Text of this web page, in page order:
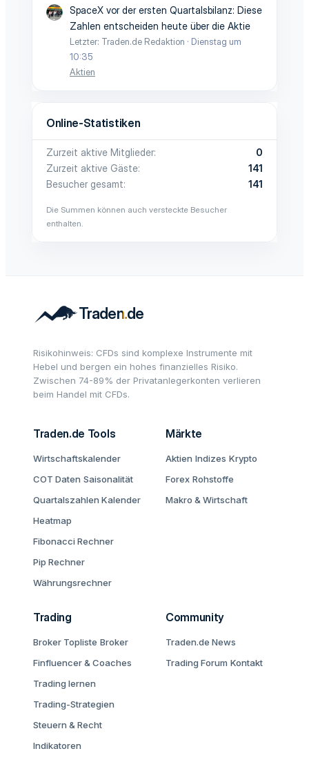
SpaceX vor der ersten Quartalsbilanz: Diese
Zahlen entscheiden heute über die Aktie
Letzter: Traden.de Redaktion
Dienstag um
10:35
Aktien
Online-Statistiken
Zurzeit aktive Mitglieder
0
Zurzeit aktive Gäste
141
Besucher gesamt
141
Die Summen können auch versteckte Besucher
enthalten.
Risikohinweis: CFDs sind komplexe Instrumente mit
Hebel und bergen ein hohes finanzielles Risiko.
Zwischen 74-89% der Privatanlegerkonten verlieren
beim Handel mit CFDs.
Traden.de Tools
Wirtschaftskalender
COT Daten Saisonalität
Quartalszahlen Kalender
Heatmap
Fibonacci Rechner
Pip Rechner
Währungsrechner
Märkte
Aktien Indizes Krypto
Forex Rohstoffe
Makro & Wirtschaft
Trading
Broker Topliste Broker
Finfluencer & Coaches
Trading lernen
Trading-Strategien
Steuern & Recht
Indikatoren
Community
Traden.de News
Trading Forum Kontakt